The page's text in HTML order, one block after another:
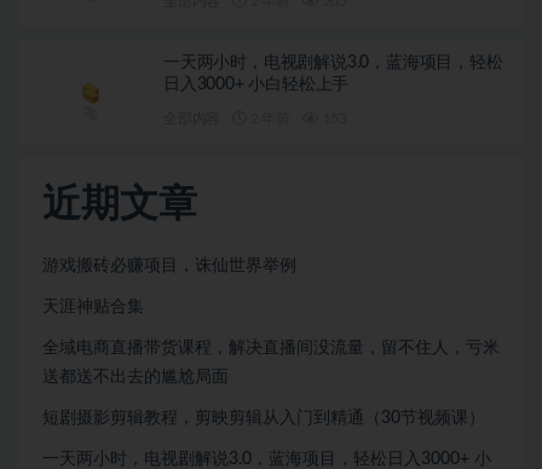
一天两小时，电视剧解说3.0，蓝海项目，轻松
日入3000+ 小白轻松上手
近期文章
游戏搬砖必赚项目，诛仙世界举例
天涯神贴合集
全域电商直播带货课程，解决直播间没流量，留不住人，亏米
送都送不出去的尴尬局面
短剧摄影剪辑教程，剪映剪辑从入门到精通（30节视频课）
一天两小时，电视剧解说3.0，蓝海项目，轻松日入3000+ 小